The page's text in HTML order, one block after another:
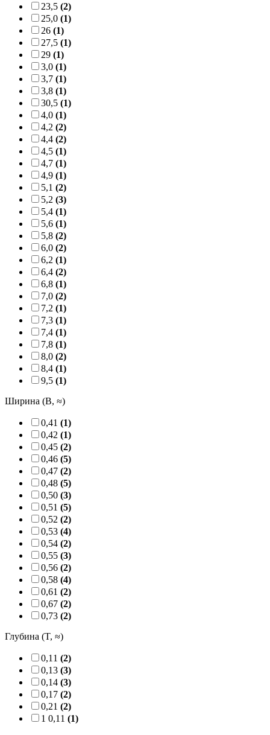
23,5 (2)
25,0 (1)
26 (1)
27,5 (1)
29 (1)
3,0 (1)
3,7 (1)
3,8 (1)
30,5 (1)
4,0 (1)
4,2 (2)
4,4 (2)
4,5 (1)
4,7 (1)
4,9 (1)
5,1 (2)
5,2 (3)
5,4 (1)
5,6 (1)
5,8 (2)
6,0 (2)
6,2 (1)
6,4 (2)
6,8 (1)
7,0 (2)
7,2 (1)
7,3 (1)
7,4 (1)
7,8 (1)
8,0 (2)
8,4 (1)
9,5 (1)
Ширина (B, ≈)
0,41 (1)
0,42 (1)
0,45 (2)
0,46 (5)
0,47 (2)
0,48 (5)
0,50 (3)
0,51 (5)
0,52 (2)
0,53 (4)
0,54 (2)
0,55 (3)
0,56 (2)
0,58 (4)
0,61 (2)
0,67 (2)
0,73 (2)
Глубина (T, ≈)
0,11 (2)
0,13 (3)
0,14 (3)
0,17 (2)
0,21 (2)
1 0,11 (1)